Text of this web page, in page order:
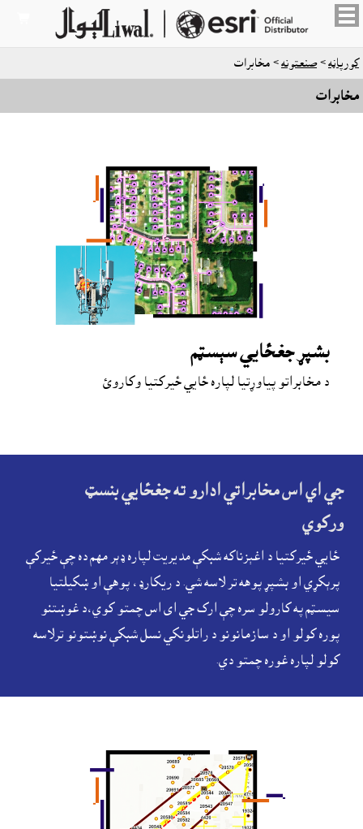
کورپاڼه >صنعتونه > مخابرات
مخابرات
بشپړ جغځايي سېسټم
د مخابراتو پياوړتيا لپاره ځايي ځيرکتيا وکاروئ
جي اي اس مخابراتي ادارو ته جغځايي بنسټ
ورکوي
ځايي ځيرکتيا د اغېزناکه شبکې مديريت لپاره ډېر مهم ده چې ځيرکې
پرېکړي او بشپړ پوهه تر لاسه شي. د ریکارډ، پوهې او ښکیلتیا
سیسټم په کارولو سره چې ارک جي اى اس چمتو کوي،د غوښتنو
پوره کولو او د سازمانونو د راتلونکي نسل شبکې نوښتونو ترلاسه
کولو لپاره غوره چمتو دي.